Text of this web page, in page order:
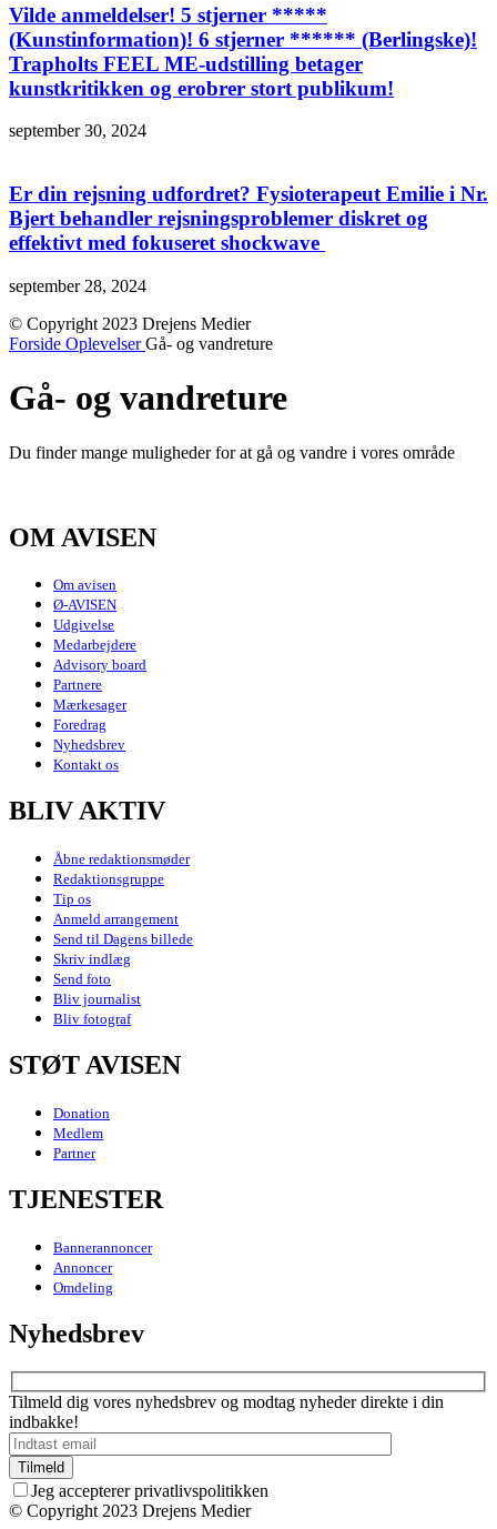
Vilde anmeldelser! 5 stjerner *****
(Kunstinformation)! 6 stjerner ****** (Berlingske)!
Trapholts FEEL ME-udstilling betager
kunstkritikken og erobrer stort publikum!
september 30, 2024
Er din rejsning udfordret? Fysioterapeut Emilie i Nr.
Bjert behandler rejsningsproblemer diskret og
effektivt med fokuseret shockwave
september 28, 2024
© Copyright 2023 Drejens Medier
Forside OplevelserGå- og vandreture
Gå- og vandreture
Du finder mange muligheder for at gå og vandre i vores område
OM AVISEN
Om avisen
Ø-AVISEN
Udgivelse
Medarbejdere
Advisory board
Partnere
Mærkesager
Foredrag
Nyhedsbrev
Kontakt os
BLIV AKTIV
Åbne redaktionsmøder
Redaktionsgruppe
Tip os
Anmeld arrangement
Send til Dagens billede
Skriv indlæg
Send foto
Bliv journalist
Bliv fotograf
STØT AVISEN
Donation
Medlem
Partner
TJENESTER
Bannerannoncer
Annoncer
Omdeling
Nyhedsbrev
Tilmeld dig vores nyhedsbrev og modtag nyheder direkte i din
indbakke!
Jeg accepterer privatlivspolitikken
© Copyright 2023 Drejens Medier